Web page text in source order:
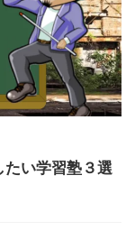
い学習塾３選